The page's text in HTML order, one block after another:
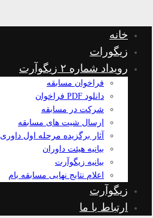
خانه
زیگورات
رویداد شماره ۲ زیگوآرت
فراخوان مسابقه
دانلود PDF فراخوان
شرکت در مسابقه
ارسال شیت های مسابقه
آثار برگزیده مرحله اول داوری
بیانیه هیئت داوران
بیانیه زیگوآرت
اعلام نتایج نهایی مسابقه بام
زیگوآرت
ارتباط با ما